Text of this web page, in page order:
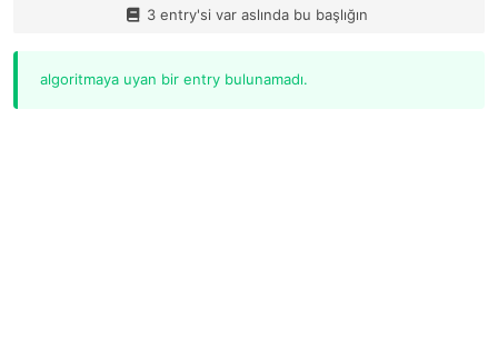
3 entry'si var aslında bu başlığın
algoritmaya uyan bir entry bulunamadı.